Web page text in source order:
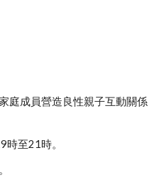
庭成員營造良性親子互動關
至21時。